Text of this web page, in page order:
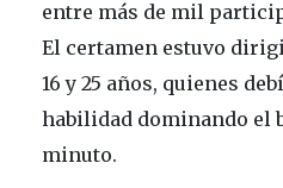
entre más de mil
El certamen estuvo
16 y 25 años, quienes
habilidad dominando el
minuto.